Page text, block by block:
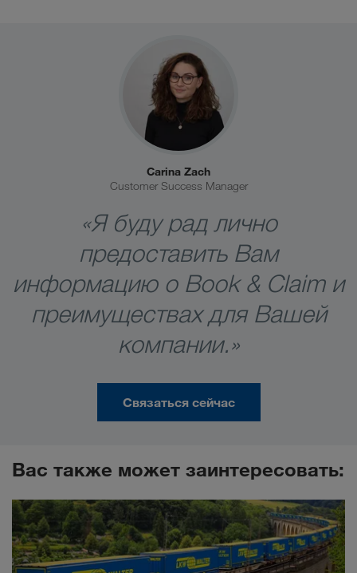
Carina Zach
Customer Success Manager
«Я буду рад лично
предоставить Вам
информацию о Book & Claim и
преимуществах для Вашей
компании.»
Связаться сейчас
Вас также может заинтересовать: